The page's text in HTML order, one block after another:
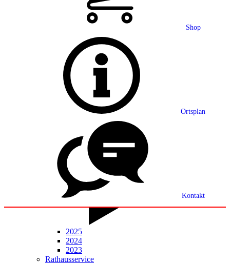
Shop
Ortsplan
Kontakt
Grußwort
Ortsplan
Partnerschaft
Statistik
Mitteilungsblatt
2025
2024
2023
Rathausservice